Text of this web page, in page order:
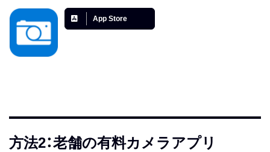
App Store
方法2：老舗の有料カメラアプリ